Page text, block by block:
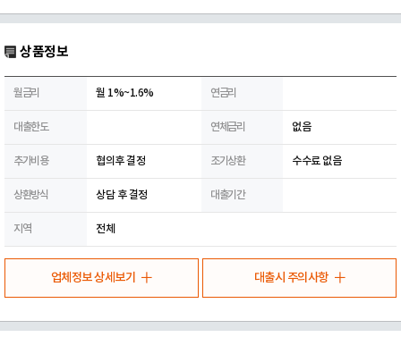
상품정보
월금리 월 1%~1.6% 연금리
대출한도 연체금리 없음
추가비용 협의후 결정 조기상환 수수료 없음
상환방식 상담 후 결정 대출기간
지역 전체
업체정보 상세보기 대출시 주의사항